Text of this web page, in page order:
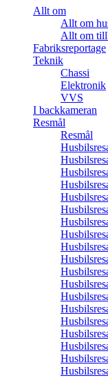
Allt om
Allt om
Allt om
Fabriksreportage
Teknik
Chassi
Elektronik
VVS
I backkameran
Resmål
Resmål